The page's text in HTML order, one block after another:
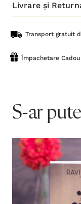
Livrare și
Transport gratuit
Împachetare Cadou
S-ar